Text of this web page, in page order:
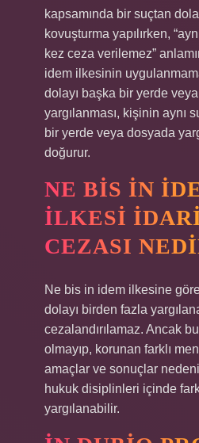
kapsamında bir suçtan
kovuşturma yapılırken,
kez ceza verilemez”
idem ilkesinin
dolayı başka bir yerde
yargılanması, kişinin aynı
bir yerde veya dosyada
doğurur.
NE BIS IN
ILKESI
CEZASI
Ne bis in idem ilkesine
dolayı birden fazla
cezalandırılamaz. Ancak
olmayıp, korunan farklı
amaçlar ve sonuçlar
hukuk disiplinleri içinde
yargılanabilir.